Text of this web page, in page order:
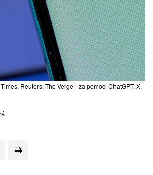
Reuters, The Verge - za pomoci ChatGPT, X,